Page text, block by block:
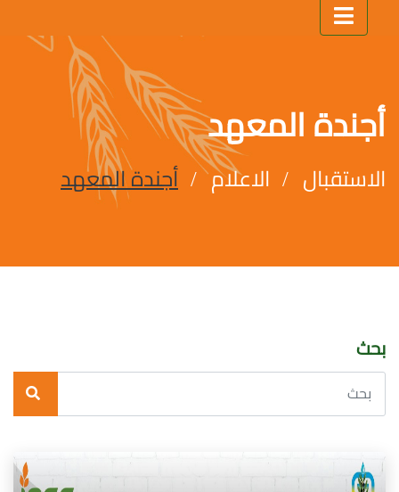
أجندة المعهد
الاستقبال الاعلام أجندة المعهد
بحث